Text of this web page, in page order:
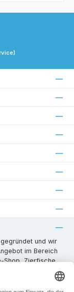
und wir
im Bereich
Shop, Zierfische,
usw. ! Als
wir Ihnen für
zur